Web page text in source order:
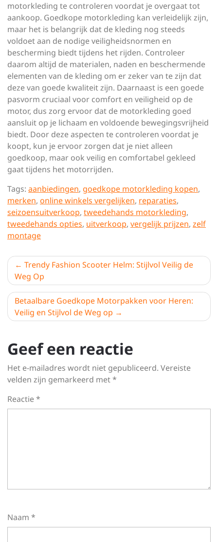
motorkleding te controleren voordat je overgaat tot
aankoop. Goedkope motorkleding kan verleidelijk zijn,
maar het is belangrijk dat de kleding nog steeds
voldoet aan de nodige veiligheidsnormen en
bescherming biedt tijdens het rijden. Controleer
daarom altijd de materialen, naden en beschermende
elementen van de kleding om er zeker van te zijn dat
deze van goede kwaliteit zijn. Daarnaast is een goede
pasvorm cruciaal voor comfort en veiligheid op de
motor, dus zorg ervoor dat de motorkleding goed
aansluit op je lichaam en voldoende bewegingsvrijheid
biedt. Door deze aspecten te controleren voordat je
koopt, kun je ervoor zorgen dat je niet alleen
goedkoop, maar ook veilig en comfortabel gekleed
gaat tijdens het motorrijden.
Tags: aanbiedingen, goedkope motorkleding kopen,
merken, online winkels vergelijken, reparaties,
seizoensuitverkoop, tweedehands motorkleding,
tweedehands opties, uitverkoop, vergelijk prijzen, zelf
montage
Berichtnavigatie
Trendy Fashion Scooter Helm: Stijlvol Veilig de
Weg Op
Betaalbare Goedkope Motorpakken voor Heren:
Veilig en Stijlvol de Weg op
Geef een reactie
Het e-mailadres wordt niet gepubliceerd. Vereiste
velden zijn gemarkeerd met*
Reactie*
Naam *